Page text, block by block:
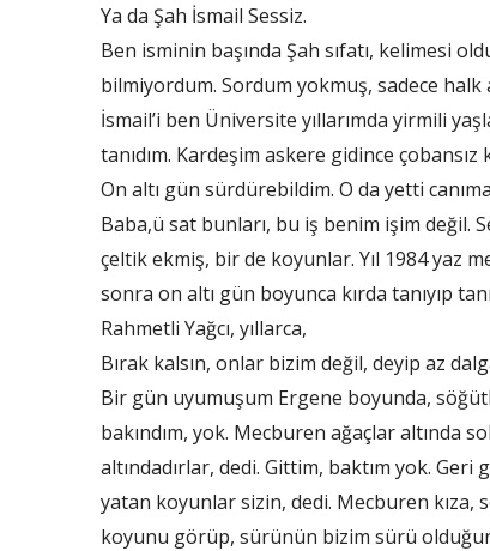
Ya da Şah İsmail Sessiz.
Ben isminin başında Şah sıfatı, kelimesi
bilmiyordum. Sordum yokmuş, sadece
İsmail’i ben Üniversite yıllarımda yirmili
tanıdım. Kardeşim askere gidince
On altı gün sürdürebildim. O da yetti
Baba,ü sat bunları, bu iş benim işim değil.
çeltik ekmiş, bir de koyunlar. Yıl 1984 yaz
sonra on altı gün boyunca kırda tanıyıp
Rahmetli Yağcı, yıllarca,
Bırak kalsın, onlar bizim değil, deyip az
Bir gün uyumuşum Ergene boyunda,
bakındım, yok. Mecburen ağaçlar altında
altındadırlar, dedi. Gittim, baktım yok.
yatan koyunlar sizin, dedi. Mecburen
koyunu görüp, sürünün bizim sürü